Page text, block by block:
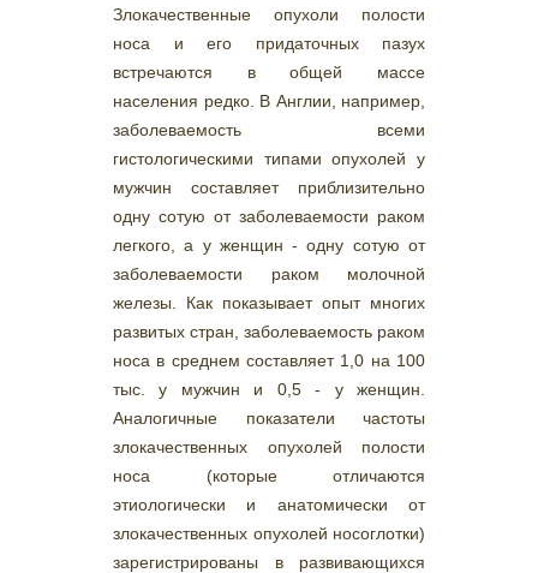
Злокачественные опухоли полости
носа и его придаточных пазух
встречаются в общей массе
населения редко. В Англии, например,
заболеваемость всеми
гистологическими типами опухолей у
мужчин составляет приблизительно
одну сотую от заболеваемости раком
легкого, а у женщин - одну сотую от
заболеваемости раком молочной
железы. Как показывает опыт многих
развитых стран, заболеваемость раком
носа в среднем составляет 1,0 на 100
тыс. у мужчин и 0,5 - у женщин.
Аналогичные показатели частоты
злокачественных опухолей полости
носа (которые отличаются
этиологически и анатомически от
злокачественных опухолей носоглотки)
зарегистрированы в развивающихся